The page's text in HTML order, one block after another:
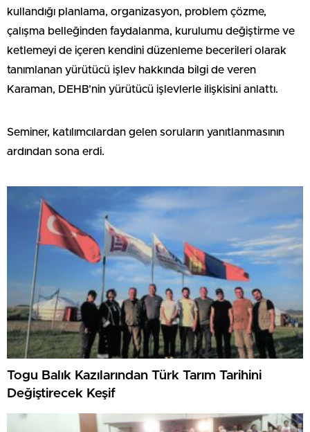
kullandığı planlama, organizasyon, problem çözme,
çalışma belleğinden faydalanma, kurulumu değiştirme ve
ketlemeyi de içeren kendini düzenleme becerileri olarak
tanımlanan yürütücü işlev hakkında bilgi de veren
Karaman, DEHB’nin yürütücü işlevlerle ilişkisini anlattı.
Seminer, katılımcılardan gelen soruların yanıtlanmasının
ardından sona erdi.
Togu Balık Kazılarından Türk Tarım Tarihini
Değiştirecek Keşif